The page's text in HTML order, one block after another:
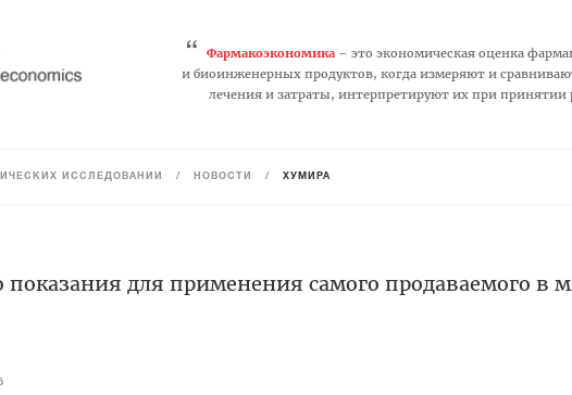
“ Фармакоэкономика– это экономическая оценка
и биоинженерных продуктов, когда измеряют и
лечения и затраты, интерпретируют их при
ИССЛЕДОВАНИЙ / НОВОСТИ / ХУМИРА
показания для применения самого продаваемого в